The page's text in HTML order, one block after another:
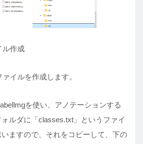
ル作成
イルを作成します。
を使い、アノテーションする
ルダに「classes.txt」というファイ
ますので、それをコピーして、下の